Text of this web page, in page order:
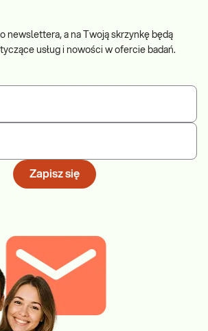
newslettera, a na Twoją skrzynkę będą
usług i nowości w ofercie badań.
Zapisz się